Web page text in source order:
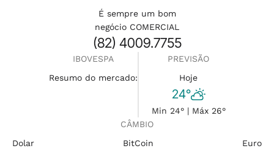
É sempre um bom
negócio COMERCIAL
(82) 4009.7755
IBOVESPA
Resumo do mercado:
PREVISÃO
Hoje
24°
Min 24° | Máx 26°
CÂMBIO
Dolar
BitCoin Euro